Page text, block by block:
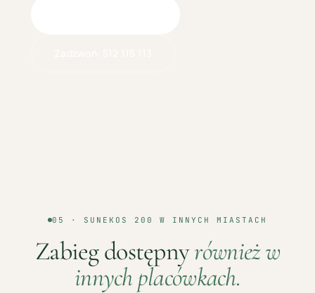
05 · SUNEKOS 200 W INNYCH MIASTACH
Zabieg dostępnyrównież w
innych placówkach.